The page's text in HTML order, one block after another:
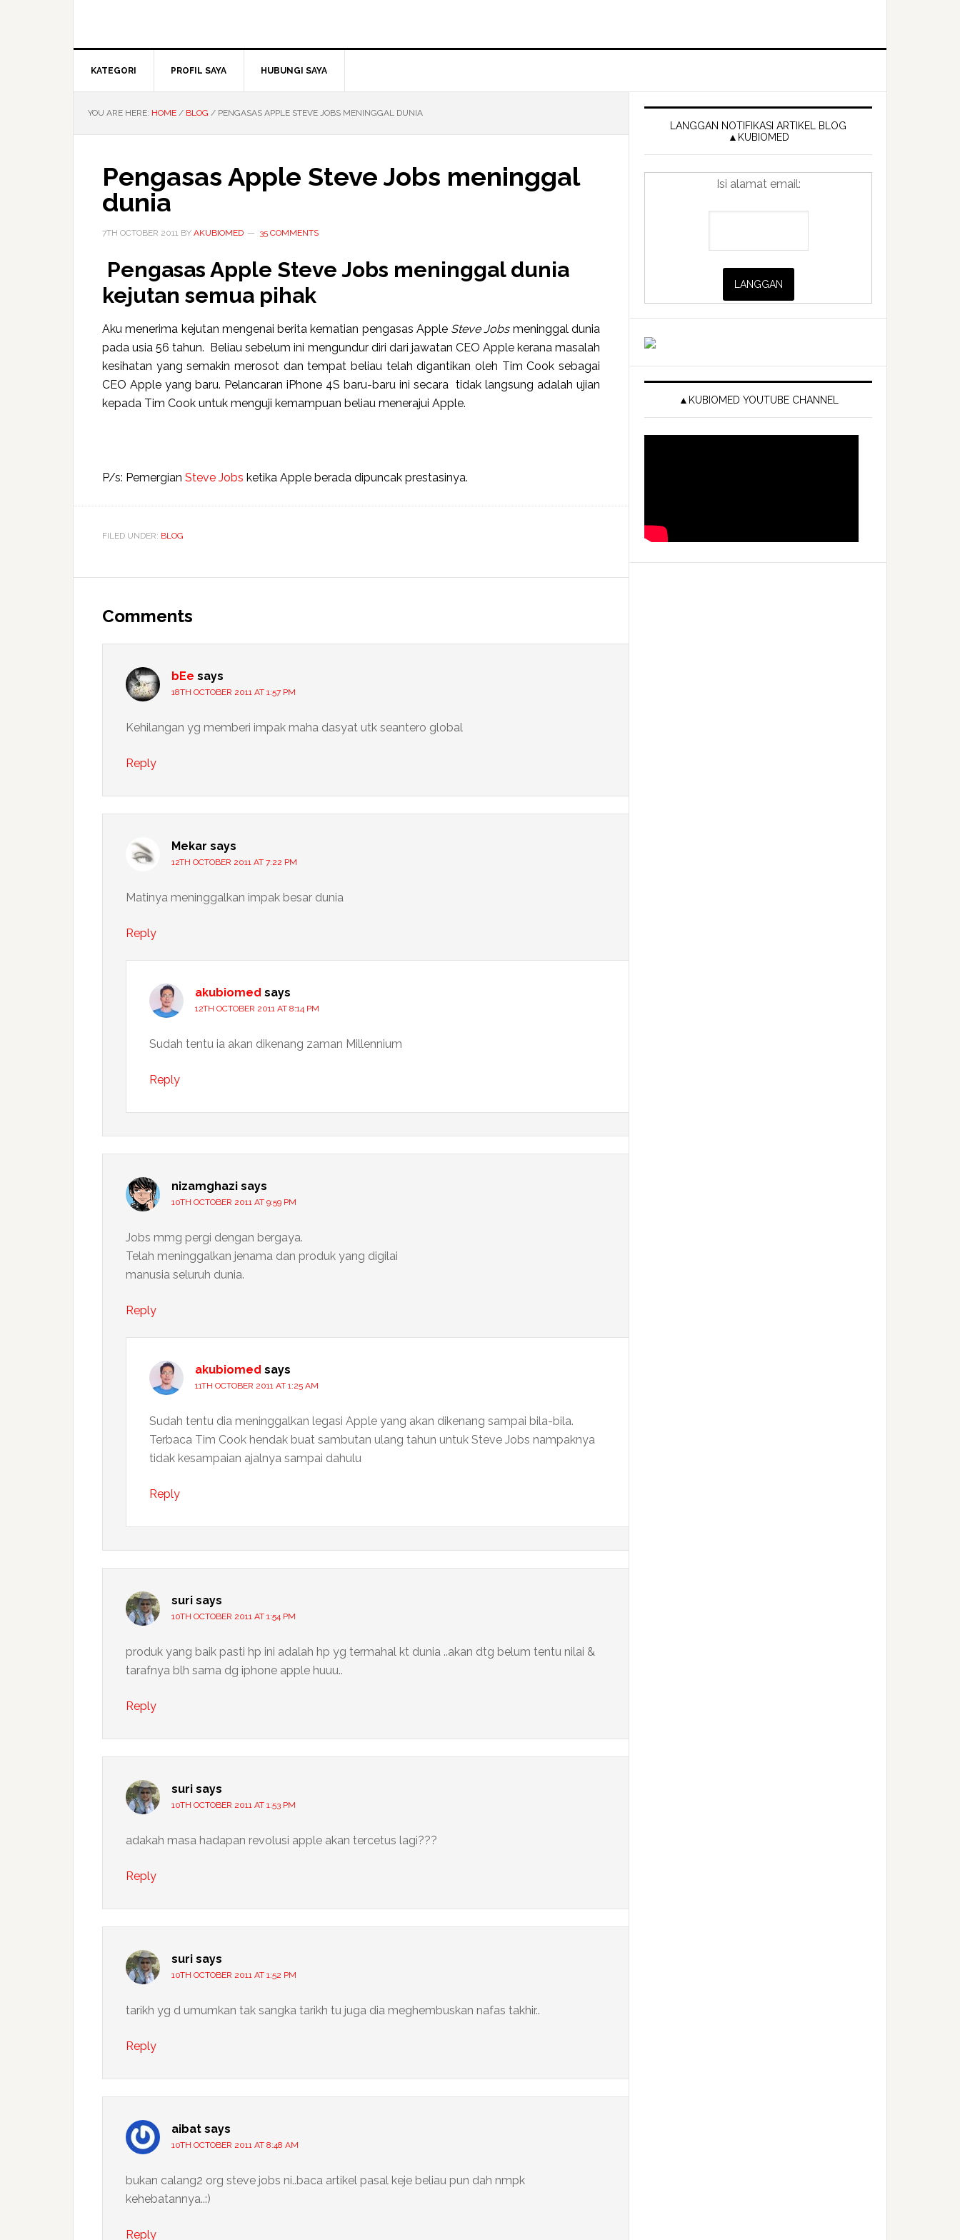
KATEGORI PROFIL SAYA HUBUNGI SAYA
YOU ARE HERE: HOME / BLOG / PENGASAS APPLE STEVE JOBS MENINGGAL DUNIA
Pengasas Apple Steve Jobs meninggal
dunia
7TH OCTOBER 2011 BY AKUBIOMED 35 COMMENTS
Pengasas Apple Steve Jobs meninggal dunia
kejutan semua pihak
Aku menerima kejutan mengenai berita kematian pengasas Apple Steve Jobsmeninggal dunia
pada usia 56 tahun. Beliau sebelum ini mengundur diri dari jawatan CEO Applekerana masalah
kesihatan yang semakin merosot dan tempat beliau telah digantikan oleh Tim Cook sebagai
CEO Apple yang baru. Pelancaran iPhone 4S baru-baru ini secara tidak langsung adalah ujian
kepada Tim Cook untuk menguji kemampuan beliau menerajui Apple.
P/s: Pemergian Steve Jobs ketika Apple berada dipuncak prestasinya.
FILED UNDER: BLOG
Interactions
Comments
bEe says
18TH OCTOBER 2011 AT 1:57 PM
Kehilangan yg memberi impak maha dasyat utk seantero global
Reply
Mekar says
12TH OCTOBER 2011 AT 7:22 PM
Matinya meninggalkan impak besar dunia
Reply
akubiomed says
12TH OCTOBER 2011 AT 8:14 PM
Sudah tentu ia akan dikenang zaman Millennium
Reply
nizamghazi says
10TH OCTOBER 2011 AT 9:59 PM
Jobs mmg pergi dengan bergaya.
Telah meninggalkan jenama dan produk yang digilai
manusia seluruh dunia.
Reply
akubiomed says
11TH OCTOBER 2011 AT 1:25 AM
Sudah tentu dia meninggalkan legasi Apple yang akan dikenang sampai bila-bila.
Terbaca Tim Cook hendak buat sambutan ulang tahun untuk Steve Jobs nampaknya
tidak kesampaian ajalnya sampai dahulu
Reply
suri says
10TH OCTOBER 2011 AT 1:54 PM
produk yang baik pasti hp ini adalah hp yg termahal kt dunia ..akan dtg belum tentu nilai &
tarafnya blh sama dg iphone apple huuu..
Reply
suri says
10TH OCTOBER 2011 AT 1:53 PM
adakah masa hadapan revolusi apple akan tercetus lagi???
Reply
suri says
10TH OCTOBER 2011 AT 1:52 PM
tarikh yg d umumkan tak sangka tarikh tu juga dia meghembuskan nafas takhir..
Reply
aibat says
10TH OCTOBER 2011 AT 8:48 AM
bukan calang2 org steve jobs ni..baca artikel pasal keje beliau pun dah nmpk
kehebatannya..:)
Reply
Primary
SidebarLANGGAN NOTIFIKASI ARTIKEL BLOG
▲KUBIOMED
Isi alamat email:
▲KUBIOMED YOUTUBE CHANNEL